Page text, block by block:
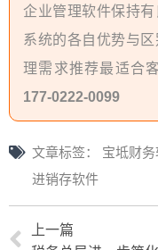
企业管理软件保持
系统的各自优势与
理需求推荐最适合
177-0222-0099
文章标签： 宝坻财
进销存软件
上一篇